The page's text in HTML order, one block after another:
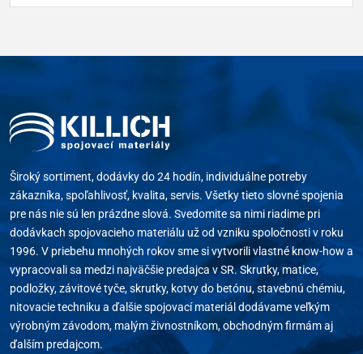
Široký sortiment, dodávky do 24 hodín, individuálne potreby
zákazníka, spoľahlivosť, kvalita, servis. Všetky tieto slovné spojenia
pre nás nie sú len prázdne slová. Svedomite sa nimi riadime pri
dodávkach spojovacieho materiálu už od vzniku spoločnosti v roku
1996. V priebehu mnohých rokov sme si vytvorili vlastné know-how a
vypracovali sa medzi najväčšie predajca v SR. Skrutky, matice,
podložky, závitové tyče, skrutky, kotvy do betónu, stavebnú chémiu,
nitovacie techniku a ďalšie spojovací materiál dodávame veľkým
výrobným závodom, malým živnostníkom, obchodným firmám aj
ďalším predajcom.